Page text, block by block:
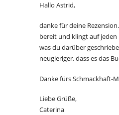
Hallo Astrid,
danke für deine
bereit und klingt auf jeden
was du darüber
neugieriger, dass es das
Danke fürs Schmackhaft-
Liebe Grüße,
Caterina